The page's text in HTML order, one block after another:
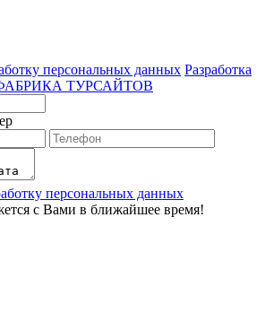
персональных данных Разработка
ФАБРИКА ТУРСАЙТОВ
персональных данных
с Вами в ближайшее время!